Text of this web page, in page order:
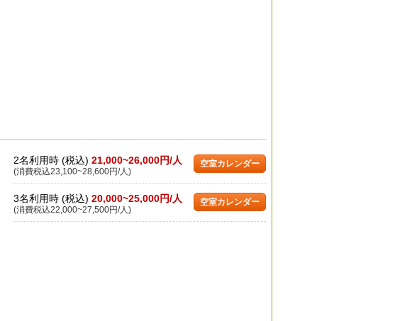
2名利用時 (税込) 21,000~26,000円/人
(消費税込23,100~28,600円/人)
空室カレンダー
3名利用時 (税込) 20,000~25,000円/人
(消費税込22,000~27,500円/人)
空室カレンダー